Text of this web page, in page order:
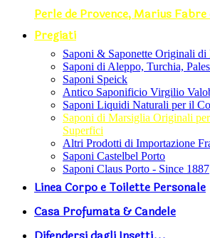
Perle de Provence, Marius
Pregiati
Saponi & Saponette Originali di
Saponi di Aleppo, Turchia,
Saponi Speick
Antico Saponificio Virgilio
Saponi Liquidi Naturali per il
Saponi di Marsiglia Originali
Superfici
Altri Prodotti di Importazione
Saponi Castelbel Porto
Saponi Claus Porto - Since 1887
Linea Corpo e Toilette Personale
Casa Profumata & Candele